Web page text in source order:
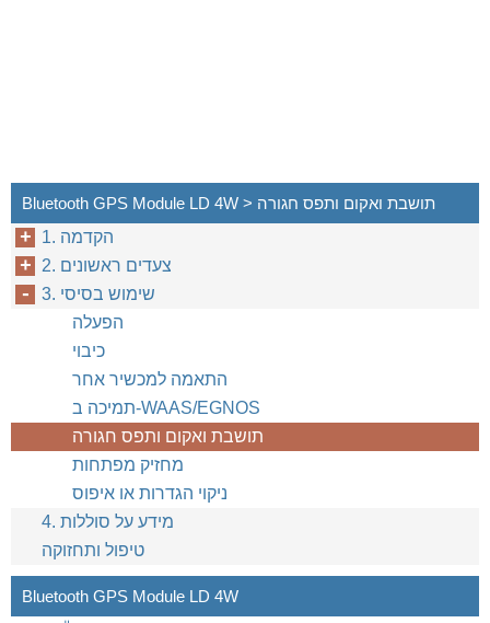
Bluetooth GPS Module LD 4W > תושבת ואקום ותפס חגורה
1. הקדמה
2. צעדים ראשונים
3. שימוש בסיסי
הפעלה
כיבוי
התאמה למכשיר אחר
תמיכה ב-WAAS/EGNOS
תושבת ואקום ותפס חגורה
מחזיק מפתחות
ניקוי הגדרות או איפוס
4. מידע על סוללות
טיפול ותחזוקה
Bluetooth GPS Module LD 4W